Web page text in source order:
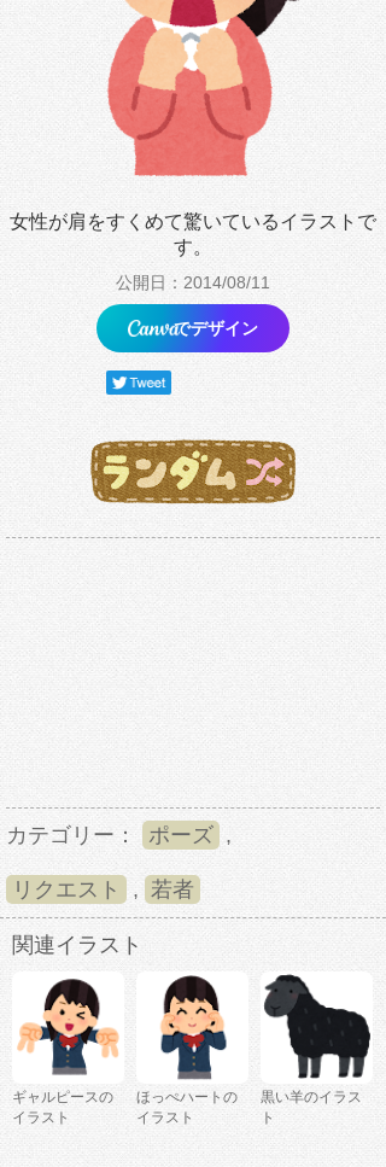
女性が肩をすくめて驚いているイラストで
す。
公開日：2014/08/11
でデザイン
カテゴリー： ポーズ ,
リクエスト , 若者
関連イラスト
ギャルピースの
イラスト
ほっぺハートの
イラスト
黒い羊のイラス
ト